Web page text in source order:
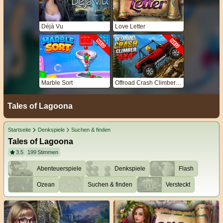
Déjà Vu Love Letter
Marble Sort Offroad Crash Climber 4X4
Tales of Lagoona
Startseite Denkspiele Suchen & finden
Tales of Lagoona
3.5 199Stimmen
Abenteuerspiele Denkspiele Flash
Ozean Suchen & finden Versteckt